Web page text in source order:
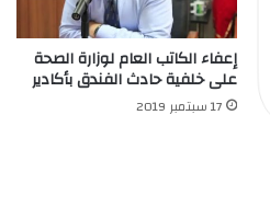
إعفاء الكاتب العام لوزارة الصحة
على خلفية حادث الفندق بأكادير
17 سبتمبر 2019